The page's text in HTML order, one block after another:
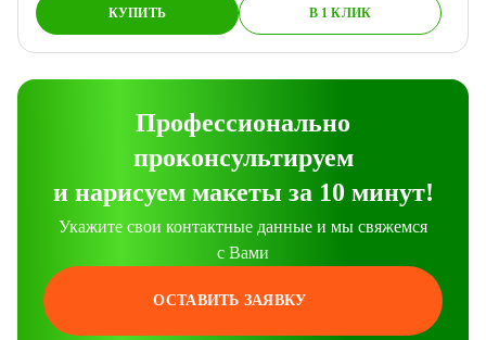
КУПИТЬ В 1 КЛИК
Профессионально
проконсультируем
и нарисуем макеты за 10 минут!
Укажите свои контактные данные и мы свяжемся
с Вами
ОСТАВИТЬ ЗАЯВКУ